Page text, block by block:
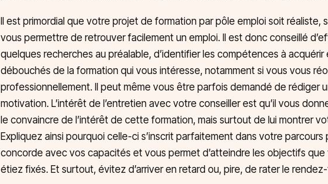
Il est primordial que votre projet de formation par pôle emploi soit réaliste,
vous permettre de retrouver facilement un emploi. Il est donc conseillé
quelques recherches au préalable, d’identifier les compétences à acquérir
débouchés de la formation qui vous intéresse, notamment si vous vous
professionnellement. Il peut même vous être parfois demandé de rédiger
motivation. L’intérêt de l’entretien avec votre conseiller est qu’il vous
le convaincre de l’intérêt de cette formation, mais surtout de lui montrer
Expliquez ainsi pourquoi celle-ci s’inscrit parfaitement dans votre parcours
concorde avec vos capacités et vous permet d’atteindre les objectifs que
étiez fixés. Et surtout, évitez d’arriver en retard ou, pire, de rater le